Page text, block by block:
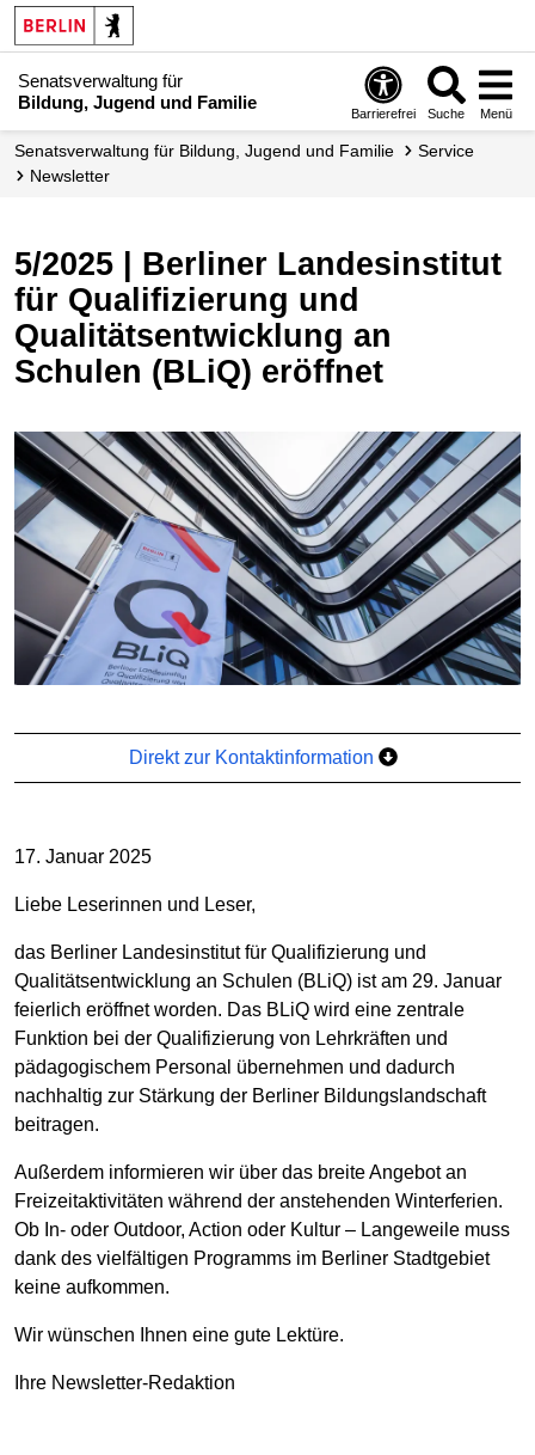
Senatsverwaltung für
Bildung, Jugend und Familie
Barrierefrei Suche Menü
Senats­verwaltung für Bildung, Jugend und Familie
Service
Newsletter
5/2025 | Berliner Landesinstitut
für Qualifizierung und
Qualitätsentwicklung an
Schulen (BLiQ) eröffnet
Direkt zur Kontaktinformation
17. Januar 2025
Liebe Leserinnen und Leser,
das Berliner Landesinstitut für Qualifizierung und
Qualitätsentwicklung an Schulen (BLiQ) ist am 29. Januar
feierlich eröffnet worden. Das BLiQ wird eine zentrale
Funktion bei der Qualifizierung von Lehrkräften und
pädagogischem Personal übernehmen und dadurch
nachhaltig zur Stärkung der Berliner Bildungslandschaft
beitragen.
Außerdem informieren wir über das breite Angebot an
Freizeitaktivitäten während der anstehenden Winterferien.
Ob In- oder Outdoor, Action oder Kultur – Langeweile muss
dank des vielfältigen Programms im Berliner Stadtgebiet
keine aufkommen.
Wir wünschen Ihnen eine gute Lektüre.
Ihre Newsletter-Redaktion